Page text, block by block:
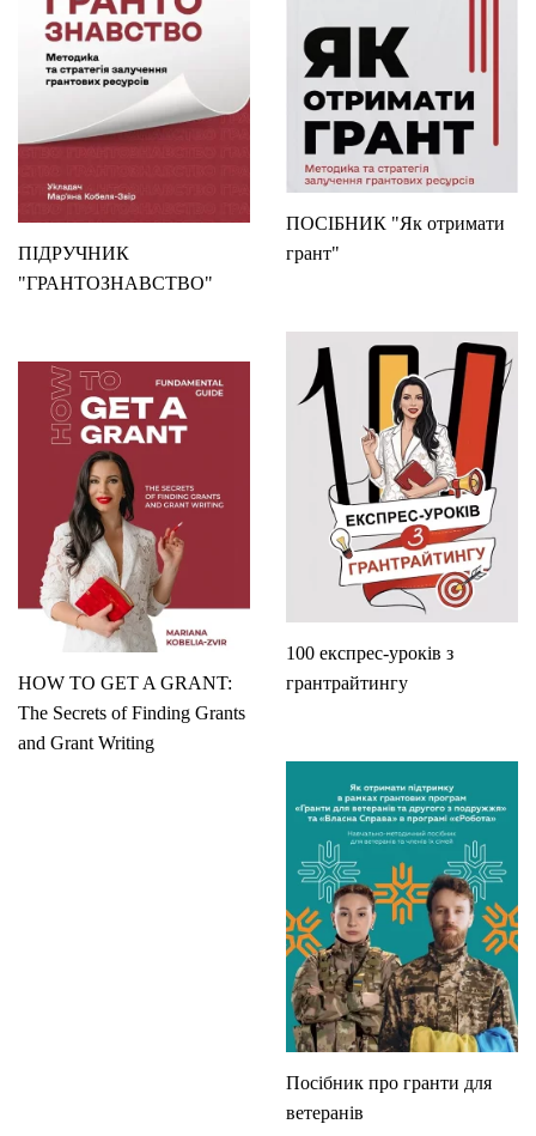
ПОСІБНИК "Як отримати
грант"
ПІДРУЧНИК
"ГРАНТОЗНАВСТВО"
100 експрес-уроків з
грантрайтингу
HOW TO GET A GRANT:
The Secrets of Finding Grants
and Grant Writing
Посібник про гранти для
ветеранів